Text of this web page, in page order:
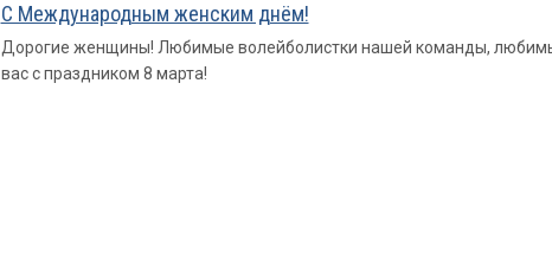
С Международным женским днём!
Дорогие женщины! Любимые волейболистки нашей команды,
вас с праздником 8 марта!